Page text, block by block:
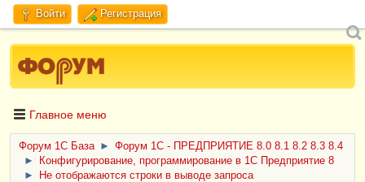
Войти Регистрация
Главное меню
Форум 1C База ►
Форум 1С - ПРЕДПРИЯТИЕ 8.0 8.1 8.2 8.3 8.4
►
Конфигурирование, программирование в 1С Предприятие 8
►
Не отображаются строки в выводе запроса